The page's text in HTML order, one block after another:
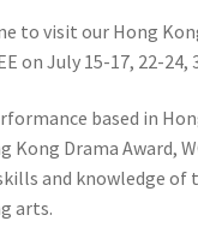
to visit our Hong
on July 15-17, 22-24,
based in
Drama Award,
and knowledge of
arts.